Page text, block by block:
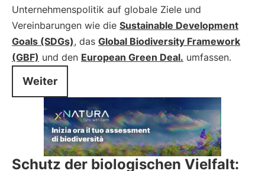
Unternehmenspolitik auf globale Ziele und
Vereinbarungen wie die Sustainable Development
Goals (SDGs), das Global Biodiversity Framework
(GBF) und den European Green Deal. umfassen.
Weiter
Schutz der biologischen Vielfalt: